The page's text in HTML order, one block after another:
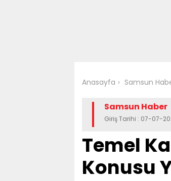
Anasayfa Samsun
Samsun Haber
Giriş Tarihi : 07-07-
Temel
Konusu